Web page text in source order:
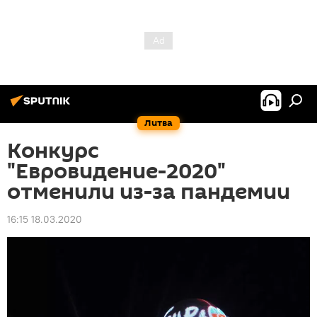
Литва
Конкурс
"Евровидение-2020"
отменили из-за пандемии
16:15 18.03.2020